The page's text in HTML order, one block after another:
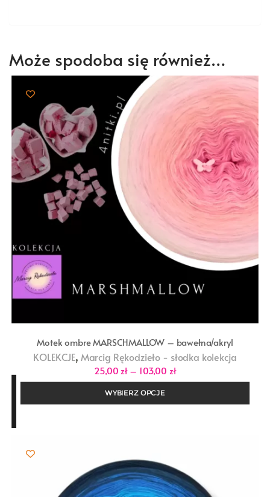
Może spodoba się również…
Motek ombre MARSCHMALLOW – bawełna/akryl
KOLEKCJE, Marcig Rękodzieło - słodka kolekcja
25,00 zł – 103,00 złZakres
cen:
do
WYBIERZ OPCJE